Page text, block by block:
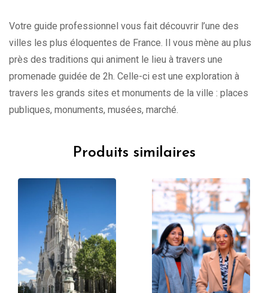
Votre guide professionnel vous fait découvrir l’une des
villes les plus éloquentes de France. Il vous mène au plus
près des traditions qui animent le lieu à travers une
promenade guidée de 2h. Celle-ci est une exploration à
travers les grands sites et monuments de la ville : places
publiques, monuments, musées, marché.
Produits similaires